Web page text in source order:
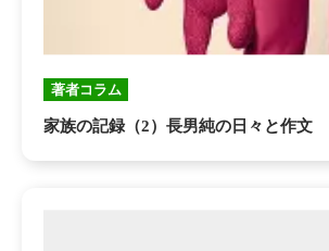
著者コラム
家族の記録（2）長男純の日々と作文